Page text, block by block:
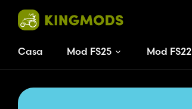
Casa Mod FS25 Mod FS22